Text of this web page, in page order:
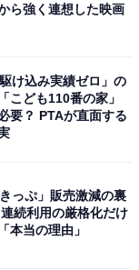
はタクシーで約
横から入
ら強く連想した映画
け込み実績ゼロ」の
こども110番の家」
要？ PTAが直面する
きっぷ」販売激減の裏
続利用の厳格化だけ
本当の理由」